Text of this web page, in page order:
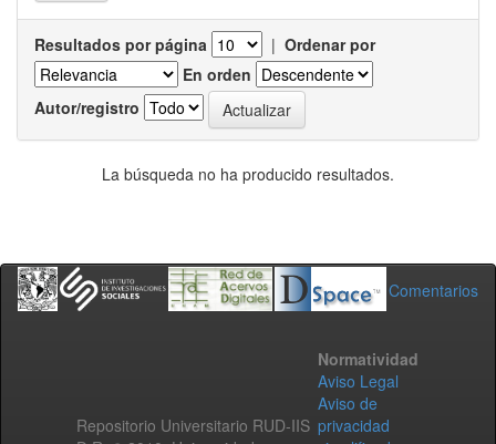
Resultados por página | Ordenar por
En orden
Autor/registro
La búsqueda no ha producido resultados.
Comentarios
Repositorio Universitario RUD-IIS
Normatividad
Aviso Legal
Aviso de
privacidad